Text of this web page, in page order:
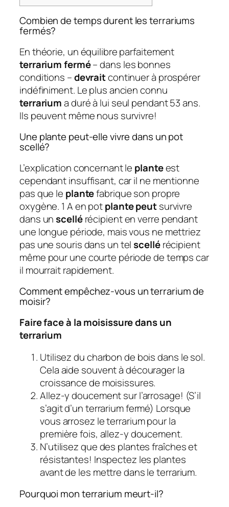
Combien de temps durent les terrariums
fermés?
En théorie, un équilibre parfaitement
terrarium fermé– dans les bonnes
conditions –devraitcontinuer à prospérer
indéfiniment. Le plus ancien connu
terrariuma duré à lui seul pendant 53 ans.
Ils peuvent même nous survivre!
Une plante peut-elle vivre dans un pot
scellé?
L’explication concernant le planteest
cependant insuffisant, car il ne mentionne
pas que le plantefabrique son propre
oxygène. 1 A en potplante peutsurvivre
dans unscellérécipient en verre pendant
une longue période, mais vous ne mettriez
pas une souris dans un telscellérécipient
même pour une courte période de temps car
il mourrait rapidement.
Comment empêchez-vous un terrarium de
moisir?
Faire face à la moisissure dans un
terrarium
Utilisez du charbon de bois dans le sol.
Cela aide souvent à décourager la
croissance de moisissures.
Allez-y doucement sur l’arrosage! (S’il
s’agit d’un terrarium fermé) Lorsque
vous arrosez le terrarium pour la
première fois, allez-y doucement.
N’utilisez que des plantes fraîches et
résistantes! Inspectez les plantes
avant de les mettre dans le terrarium.
Pourquoi mon terrarium meurt-il?